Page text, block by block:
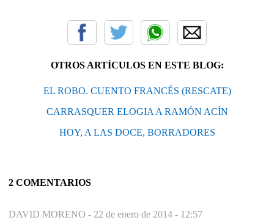
OTROS ARTÍCULOS EN ESTE BLOG:
EL ROBO. CUENTO FRANCÉS (RESCATE)
CARRASQUER ELOGIA A RAMÓN ACÍN
HOY, A LAS DOCE, BORRADORES
2 COMENTARIOS
DAVID MORENO - 22 de enero de 2014 - 12:57